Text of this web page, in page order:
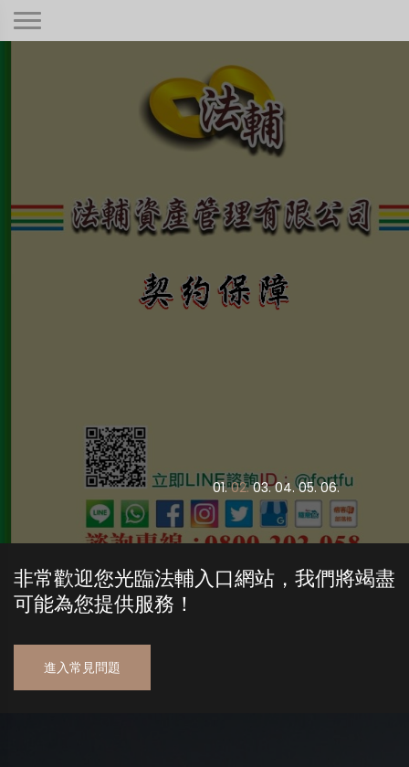
本公司秉持著合情合理合法、正規經
營、健全制度，只要是合法有憑據的債
01. 02. 03. 04. 05. 06.
非常歡迎您光臨法輔入口網站，我們將竭盡
可能為您提供服務！
進入常見問題